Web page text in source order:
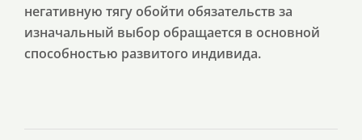
негативную тягу обойти обязательств за
изначальный выбор обращается в основной
способностью развитого индивида.